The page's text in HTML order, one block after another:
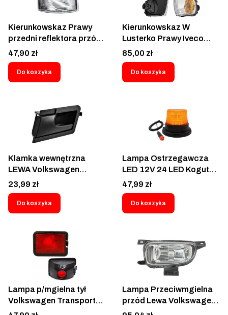
Kierunkowskaz Prawy
przedni reflektora przód
Volkswagen Transporter
IV Caravelle 1990-2003 -
9566201E 956620-3
Cena
47,90 zł
Do koszyka
Kierunkowskaz W
Lusterko Prawy Iveco
Daily- 30N2205E
Cena
85,00 zł
Do koszyka
Klamka wewnętrzna
LEWA Volkswagen
Transporter T4 Caravelle
IV 1990-2003 -
9567ZW41B
Cena
23,99 zł
Do koszyka
Lampa Ostrzegawcza
LED 12V 24 LED Kogut
na Magnes wtyczka
Samochodowa
Cena
47,99 zł
Do koszyka
Lampa p/mgielna tył
Volkswagen Transporter
T4 1990-2003 - 956697-
Lampa Przeciwmgielna
przód Lewa Volkswagen
Transporter T4 Caravelle